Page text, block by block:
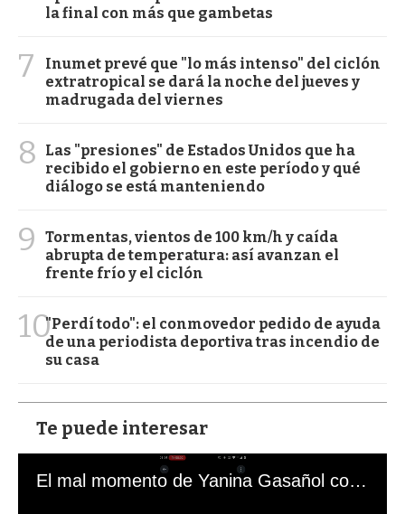
la final con más que gambetas
7
Inumet prevé que "lo más intenso" del ciclón
extratropical se dará la noche del jueves y
madrugada del viernes
8
Las "presiones" de Estados Unidos que ha
recibido el gobierno en este período y qué
diálogo se está manteniendo
9
Tormentas, vientos de 100 km/h y caída
abrupta de temperatura: así avanzan el
frente frío y el ciclón
10"Perdí todo": el conmovedor pedido de ayuda
de una periodista deportiva tras incendio de
su casa
Te puede interesar
El mal momento de Yanina Gasañol con un hincha argentino en "Subrayado"